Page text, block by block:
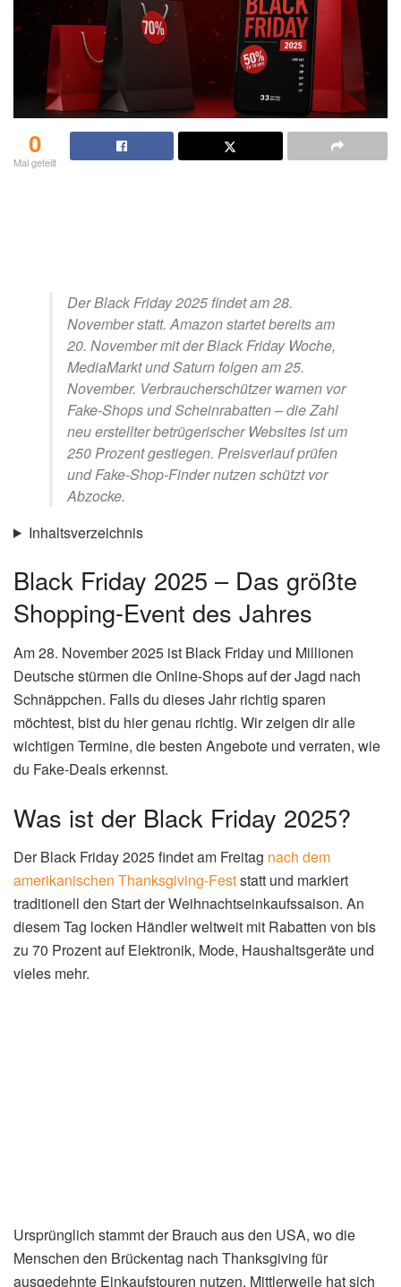
0
Mal geteilt
Der Black Friday 2025 findet am 28.
November statt. Amazon startet bereits am
20. November mit der Black Friday Woche,
MediaMarkt und Saturn folgen am 25.
November. Verbraucherschützer warnen vor
Fake-Shops und Scheinrabatten – die Zahl
neu erstellter betrügerischer Websites ist um
250 Prozent gestiegen. Preisverlauf prüfen
und Fake-Shop-Finder nutzen schützt vor
Abzocke.
Inhaltsverzeichnis
Black Friday 2025 – Das größte
Shopping-Event des Jahres
Am 28. November 2025 ist Black Friday und Millionen
Deutsche stürmen die Online-Shops auf der Jagd nach
Schnäppchen. Falls du dieses Jahr richtig sparen
möchtest, bist du hier genau richtig. Wir zeigen dir alle
wichtigen Termine, die besten Angebote und verraten, wie
du Fake-Deals erkennst.
Was ist der Black Friday 2025?
Der Black Friday 2025 findet am Freitag nach dem
amerikanischen Thanksgiving-Feststatt und markiert
traditionell den Start der Weihnachtseinkaufssaison. An
diesem Tag locken Händler weltweit mit Rabatten von bis
zu 70 Prozent auf Elektronik, Mode, Haushaltsgeräte und
vieles mehr.
Ursprünglich stammt der Brauch aus den USA, wo die
Menschen den Brückentag nach Thanksgiving für
ausgedehnte Einkaufstouren nutzen. Mittlerweile hat sich